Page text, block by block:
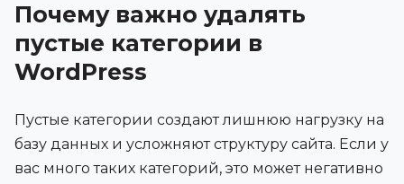
Почему важно удалять
пустые категории в
WordPress
Пустые категории создают лишнюю нагрузку на
базу данных и усложняют структуру сайта. Если у
вас много таких категорий, это может негативно